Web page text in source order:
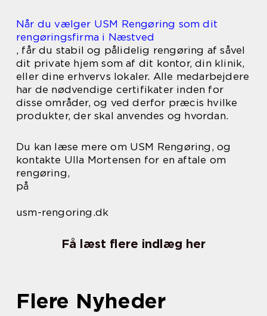
Når du vælger USM Rengøring som dit
rengøringsfirma i Næstved
, får du stabil og pålidelig rengøring af såvel
dit private hjem som af dit kontor, din klinik,
eller dine erhvervs lokaler. Alle medarbejdere
har de nødvendige certifikater inden for
disse områder, og ved derfor præcis hvilke
produkter, der skal anvendes og hvordan.
Du kan læse mere om USM Rengøring, og
kontakte Ulla Mortensen for en aftale om
rengøring,
på
usm-rengoring.dk
Få læst flere indlæg her
Flere Nyheder